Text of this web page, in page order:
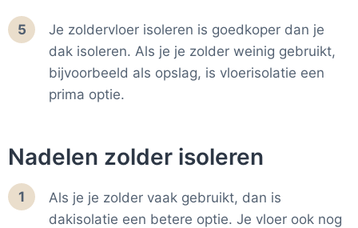
5
Je zoldervloer isoleren is goedkoper dan je
dak isoleren. Als je je zolder weinig gebruikt,
bijvoorbeeld als opslag, is vloerisolatie een
prima optie.
Nadelen zolder isoleren
1
Als je je zolder vaak gebruikt, dan is
dakisolatie een betere optie. Je vloer ook nog